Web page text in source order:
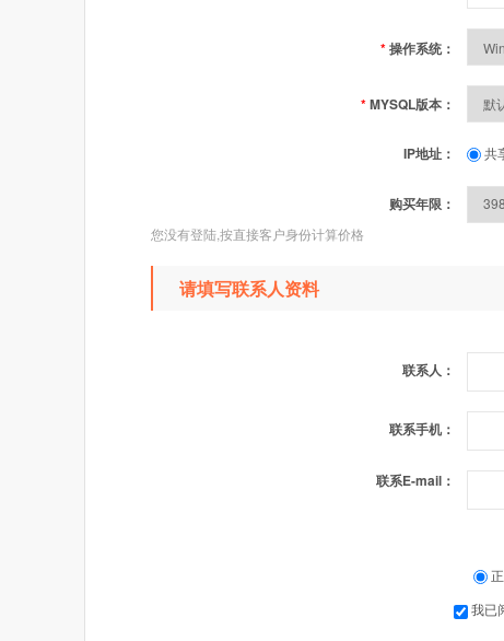
*操作系统：
*MYSQL版本：
IP地址： 共
购买年限：
您没有登陆,按直接客户身份计算价格
请填写联系人资料
联系人：
联系手机：
联系E-mail：
我已